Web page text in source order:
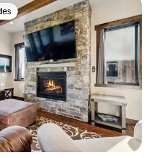
dos hóspedes